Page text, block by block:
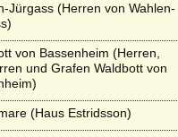
Jürgass (Herren von Wahlen-
von Bassenheim (Herren,
und Grafen Waldbott von
(Haus Estridsson)